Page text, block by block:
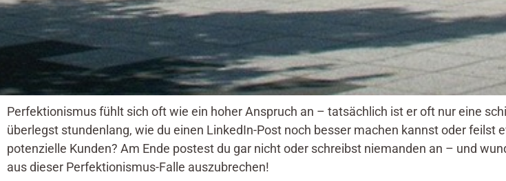
Perfektionismus fühlt sich oft wie ein hoher Anspruch an – tatsächlich ist er oft nur eine
überlegst stundenlang, wie du einen LinkedIn-Post noch besser machen kannst oder feilst
potenzielle Kunden? Am Ende postest du gar nicht oder schreibst niemanden an – und
aus dieser Perfektionismus-Falle auszubrechen!